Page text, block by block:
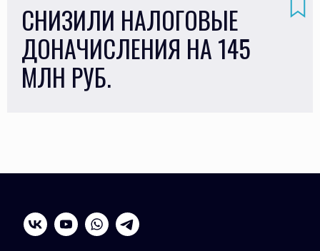
СНИЗИЛИ НАЛОГОВЫЕ
ДОНАЧИСЛЕНИЯ НА 145
МЛН РУБ.
vk yt wa tg